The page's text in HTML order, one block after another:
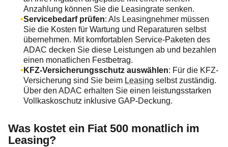
Anzahlung können Sie die Leasingrate senken.
Servicebedarf prüfen: Als Leasingnehmer müssen
Sie die Kosten für Wartung und Reparaturen selbst
übernehmen. Mit komfortablen Service-Paketen des
ADAC decken Sie diese Leistungen ab und bezahlen
einen monatlichen Festbetrag.
KFZ-Versicherungsschutz auswählen: Für die KFZ-
Versicherung sind Sie beim Leasing selbst zuständig.
Über den ADAC erhalten Sie einen leistungsstarken
Vollkaskoschutz inklusive GAP-Deckung.
Was kostet ein Fiat 500 monatlich im
Leasing?